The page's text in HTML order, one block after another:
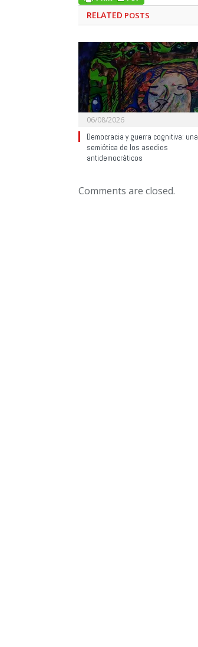
RELATED POSTS
06/08/2026
Democracia y guerra cognitiva: una
semiótica de los asedios
antidemocráticos
Comments are closed.